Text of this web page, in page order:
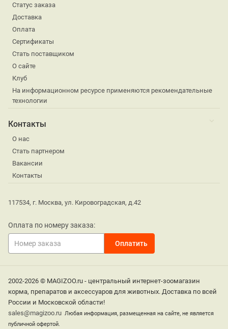
Статус заказа
Доставка
Оплата
Сертификаты
Стать поставщиком
О сайте
Клуб
На информационном ресурсе применяются рекомендательные
технологии
Контакты
О нас
Стать партнером
Вакансии
Контакты
117534, г. Москва, ул. Кировоградская, д.42
Оплата по номеру заказа:
2002-2026 © MAGIZOO.ru - центральный интернет-зоомагазин
корма, препаратов и аксессуаров для животных. Доставка по всей
России и Московской области!
sales@magizoo.ru Любая информация, размещенная на сайте, не является
публичной офертой.